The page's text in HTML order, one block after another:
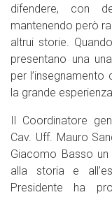
difendere, con
mantenendo però
altrui storie.
presentano una
per
la grande
Il Coordinatore
Cav. Uff. Mauro
Giacomo Basso
alla storia e
Presidente ha